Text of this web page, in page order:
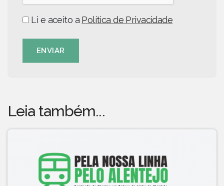
Li e aceito a Política de Privacidade
ENVIAR
Leia também...